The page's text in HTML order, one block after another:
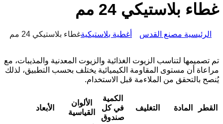
غطاء بلاستيكي 24 مم
الرئيسية مصنع القدس أغطية بلاستيكيةغطاء بلاستيكي 24 مم
تم تصميمها لتناسب الزيوت الغذائية والزيوت المعدنية والمذيبات، مع
مراعاة أن مستوى المقاومة الكيميائية يختلف بحسب التطبيق، لذلك
يُنصح بالتحقق من الملاءمة قبل الاستخدام.
القطر المادة التغليف
الكمية
في كل
صندوق
الألوان
القياسية
الأبعاد